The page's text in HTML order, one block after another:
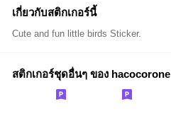
เกี่ยวกับสติกเกอร์นี้
Cute and fun little birds Sticker.
สติกเกอร์ชุดอื่นๆ ของ hacocorone